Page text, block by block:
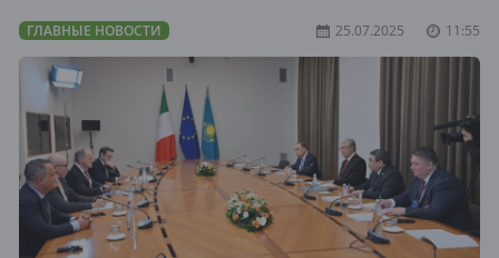
ГЛАВНЫЕ НОВОСТИ 25.07.2025 11:55